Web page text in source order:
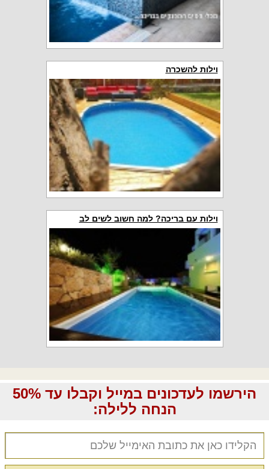
וילות להשכרה
וילות עם בריכה? למה חשוב לשים לב
הירשמו לעדכונים במייל וקבלו עד 50%
הנחה ללילה: